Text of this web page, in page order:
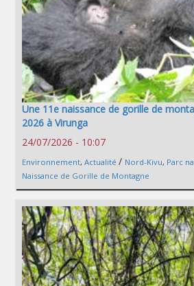
Une 11e naissance de gorille de
2026 à Virunga
24/07/2026 - 10:07
Environnement, Actualité / Nord-Kivu, Parc
Naissance de Gorille de Montagne